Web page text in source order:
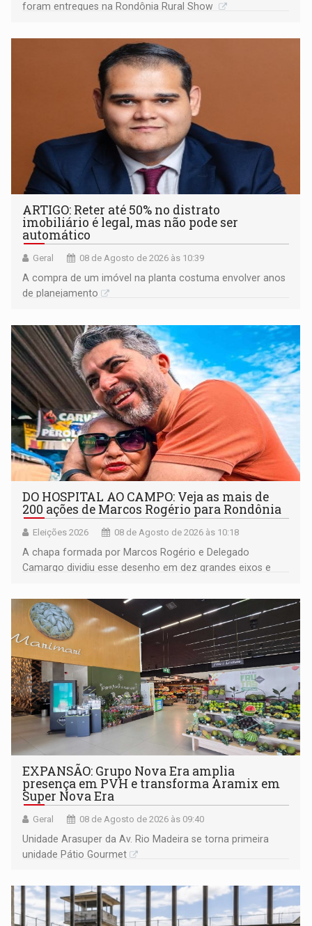
foram entregues na Rondônia Rural Show
ARTIGO: Reter até 50% no distrato
imobiliário é legal, mas não pode ser
automático
Geral 08 de Agosto de 2026 às 10:39
A compra de um imóvel na planta costuma envolver anos
de planejamento
DO HOSPITAL AO CAMPO: Veja as mais de
200 ações de Marcos Rogério para Rondônia
Eleições 2026 08 de Agosto de 2026 às 10:18
A chapa formada por Marcos Rogério e Delegado
Camargo dividiu esse desenho em dez grandes eixos e
EXPANSÃO: Grupo Nova Era amplia
presença em PVH e transforma Aramix em
Super Nova Era
Geral 08 de Agosto de 2026 às 09:40
Unidade Arasuper da Av. Rio Madeira se torna primeira
unidade Pátio Gourmet